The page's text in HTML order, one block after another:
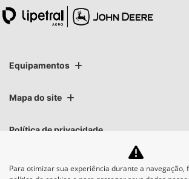
Equipamentos
Mapa do site
Política de privacidade
Lipetral Linhares Peças e
Para otimizar sua experiência durante a navegação,